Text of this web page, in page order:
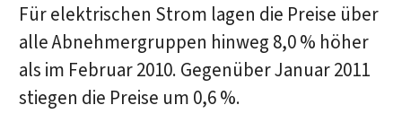
Für elektrischen Strom lagen die Preise über
alle Abnehmergruppen hinweg 8,0 % höher
als im Februar 2010. Gegenüber Januar 2011
stiegen die Preise um 0,6 %.